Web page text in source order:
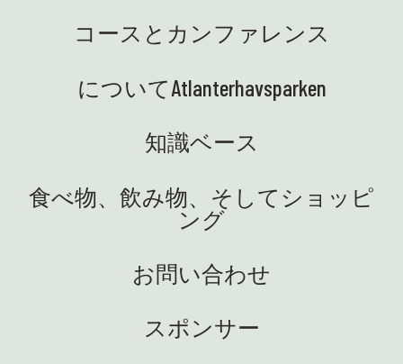
コースとカンファレンス
についてAtlanterhavsparken
知識ベース
食べ物、飲み物、そしてショッピ
ング
お問い合わせ
スポンサー